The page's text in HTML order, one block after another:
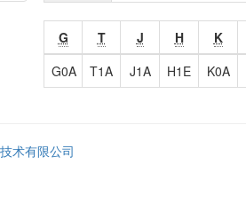
G T J H
K
G0A
T1A J1A H1E K0A
术有限公司